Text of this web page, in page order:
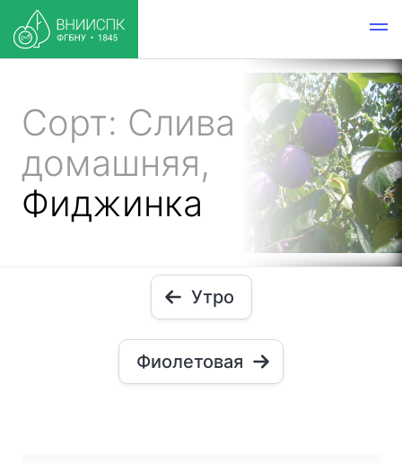
Сорт: Слива
домашняя,
Фиджинка
Утро
Фиолетовая